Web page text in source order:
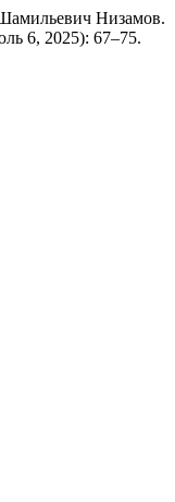
Низамов.
6, 2025): 67–75.